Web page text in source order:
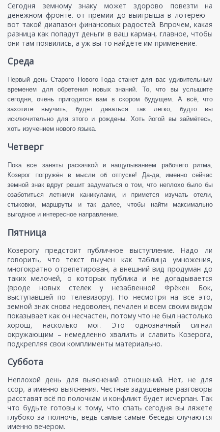
Сегодня земному знаку может здорово повезти на
денежном фронте. от премии до выигрыша в лотерею –
вот такой диапазон финансовых радостей. Впрочем, какая
разница как попадут деньги в ваш карман, главное, чтобы
они там появились, а уж вы-то найдёте им применение.
Среда
Первый день Старого Нового Года станет для вас удивительным
временем для обретения новых знаний. То, что вы услышите
сегодня, очень пригодится вам в скором будущем. А всё, что
захотите выучить, будет даваться так легко, будто вы
исключительно для этого и рождены. Хоть йогой вы займётесь,
хоть изучением нового языка.
Четверг
Пока все заняты раскачкой и нащупыванием рабочего ритма,
Козерог погружён в мысли об отпуске! Да-да, именно сейчас
земной знак вдруг решит задуматься о том, что неплохо было бы
озаботиться летними каникулами, и примется изучать отели,
стыковки, маршруты и так далее, чтобы найти максимально
выгодное и интересное направление.
Пятница
Козерогу предстоит публичное выступление. Надо ли
говорить, что текст выучен как таблица умножения,
многократно отрепетирован, а внешний вид продуман до
таких мелочей, о которых публика и не догадывается
(вроде новых стелек у незабвенной Фрёкен Бок,
выступавшей по телевизору). Но несмотря на всё это,
земной знак снова недоволен, печален и всем своим видом
показывает как он несчастен, потому что не был настолько
хорош, насколько мог. Это однозначный сигнал
окружающим – немедленно хвалить и славить Козерога,
подкрепляя свои комплименты материально.
Суббота
Неплохой день для выяснений отношений. Нет, не для
ссор, а именно выяснения. Честные задушевные разговоры
расставят всё по полочкам и конфликт будет исчерпан. Так
что будьте готовы к тому, что спать сегодня вы ляжете
глубоко за полночь, ведь самые-самые беседы случаются
именно вечером.